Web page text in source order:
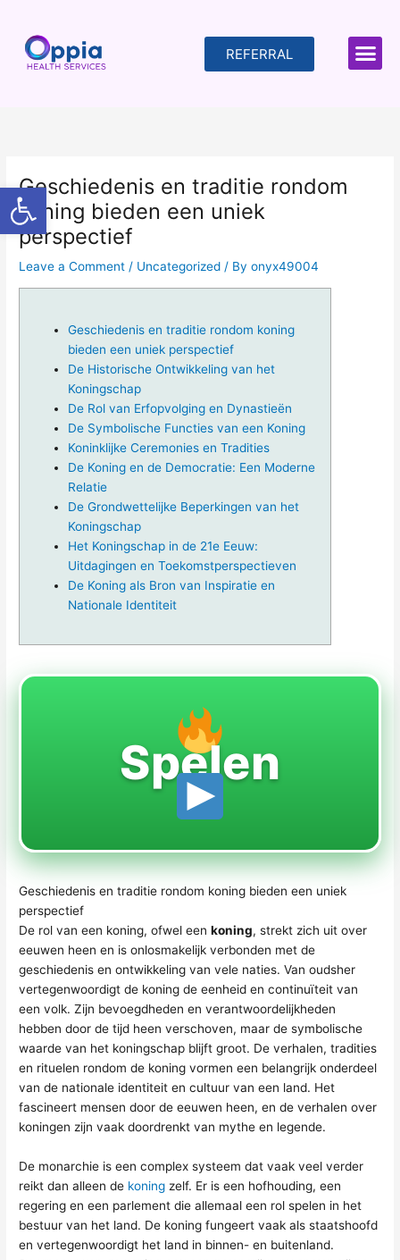
Open toolbar
content
REFERRAL
Geschiedenis en traditie rondom
koning bieden een uniek
perspectief
Leave a Comment / Uncategorized / Byonyx49004
Geschiedenis en traditie rondom koning
bieden een uniek perspectief
De Historische Ontwikkeling van het
Koningschap
De Rol van Erfopvolging en Dynastieën
De Symbolische Functies van een Koning
Koninklijke Ceremonies en Tradities
De Koning en de Democratie: Een Moderne
Relatie
De Grondwettelijke Beperkingen van het
Koningschap
Het Koningschap in de 21e Eeuw:
Uitdagingen en Toekomstperspectieven
De Koning als Bron van Inspiratie en
Nationale Identiteit
Spelen
Geschiedenis en traditie rondom koning bieden een uniek
perspectief
De rol van een koning, ofwel eenkoning, strekt zich uit over
eeuwen heen en is onlosmakelijk verbonden met de
geschiedenis en ontwikkeling van vele naties. Van oudsher
vertegenwoordigt de koning de eenheid en continuïteit van
een volk. Zijn bevoegdheden en verantwoordelijkheden
hebben door de tijd heen verschoven, maar de symbolische
waarde van het koningschap blijft groot. De verhalen, tradities
en rituelen rondom de koning vormen een belangrijk onderdeel
van de nationale identiteit en cultuur van een land. Het
fascineert mensen door de eeuwen heen, en de verhalen over
koningen zijn vaak doordrenkt van mythe en legende.
De monarchie is een complex systeem dat vaak veel verder
reikt dan alleen de koning zelf. Er is een hofhouding, een
regering en een parlement die allemaal een rol spelen in het
bestuur van het land. De koning fungeert vaak als staatshoofd
en vertegenwoordigt het land in binnen- en buitenland.